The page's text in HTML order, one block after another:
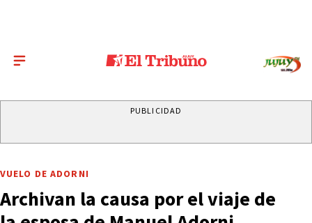
PUBLICIDAD
VUELO DE ADORNI
Archivan la causa por el viaje de